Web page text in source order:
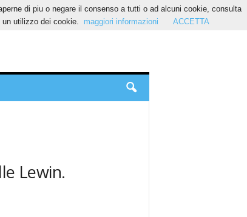
Lewin.
di piu o negare il consenso a tutti o ad alcuni cookie, consulta
un utilizzo dei cookie.
maggiori informazioni ACCETTA